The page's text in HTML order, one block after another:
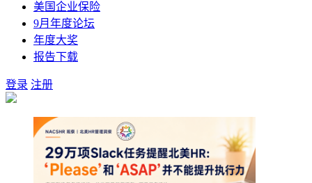
美国企业保险
9月年度论坛
年度大奖
报告下载
登录 注册